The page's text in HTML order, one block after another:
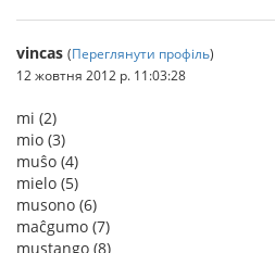
vincas (Переглянути профіль)
12 жовтня 2012 р. 11:03:28
mi (2)
mio (3)
muŝo (4)
mielo (5)
musono (6)
maĉgumo (7)
mustango (8)